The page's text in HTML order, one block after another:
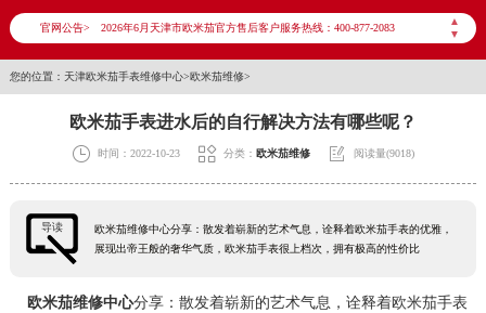
官网公告>
▲
▼
2026年6月天津市欧米茄官方售后客户服务热线：400-877-2083
2026年6月欧米茄售后服务中心最新网点地址：
节假日正常营业！
您的位置： 天津欧米茄手表维修中心>欧米茄维修>
欧米茄手表进水后的自行解决方法有哪些呢？
 时间：2022-10-23  分类： 欧米茄维修  阅读量(9018)
导读
欧米茄维修中心分享：散发着崭新的艺术气息，诠释着欧米茄手表的优雅，
展现出帝王般的奢华气质，欧米茄手表很上档次，拥有极高的性价比
欧米茄维修中心分享：散发着崭新的艺术气息，诠释着欧米茄手表